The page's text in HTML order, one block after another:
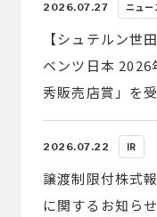
2026.07.27 ニュー
【シュテルン世
ベンツ日本 2026
秀販売店賞」を
2026.07.22 IR
譲渡制限付株式
に関するお知らせ